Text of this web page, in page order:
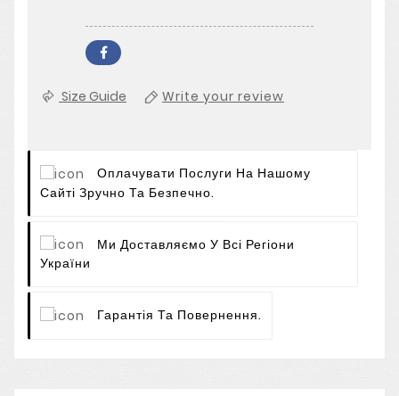
Size Guide Write your review
Оплачувати Послуги На Нашому
Сайті Зручно Та Безпечно.
Ми Доставляємо У Всі Регіони
України
Гарантія Та Повернення.